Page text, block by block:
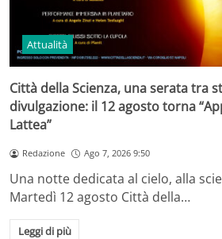
Attualità
Città della Scienza, una serata tra
divulgazione: il 12 agosto torna
Lattea”
Redazione Ago 7, 2026 9:50
Una notte dedicata al cielo, alla
Martedì 12 agosto Città della…
Leggi di più